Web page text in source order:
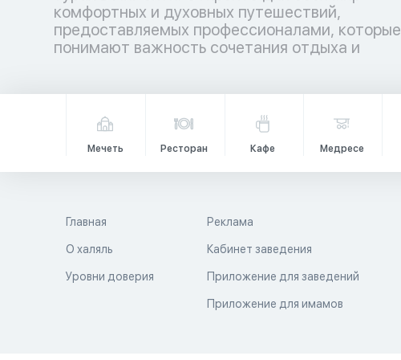
комфортных и духовных путешествий,
предоставляемых профессионалами, которые
понимают важность сочетания отдыха и
гармонией. Аллах повелел путешествовать по
земле не только телом, но и душой, дабы люди
Мечеть Ресторан Кафе Медресе
Главная
О халяль
Уровни доверия
Реклама
Кабинет заведения
Приложение для заведений
Приложение для имамов